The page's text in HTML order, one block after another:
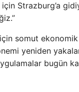
Strazburg’a
somut ekonomik
yeniden
bugün